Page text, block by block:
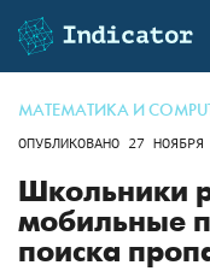
МАТЕМАТИКА И
ОПУБЛИКОВАНО 27
Школьники
мобильные
поиска